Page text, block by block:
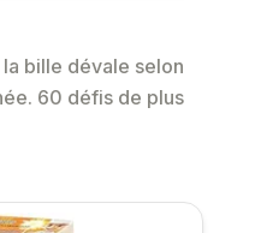
bille dévale selon
60 défis de plus